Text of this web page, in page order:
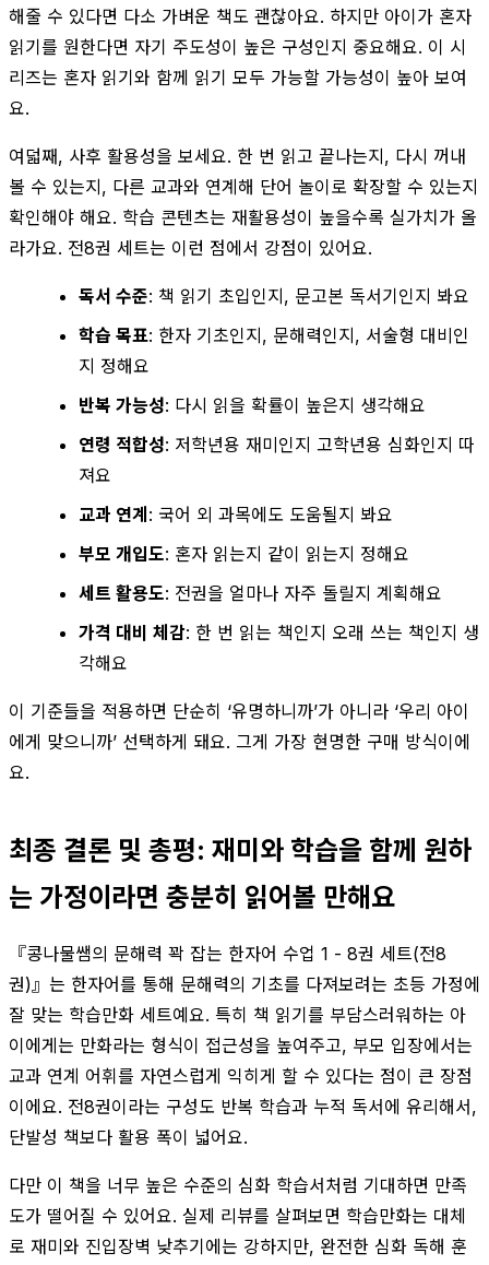
해줄 수 있다면 다소 가벼운 책도 괜찮아요. 하지만 아이가 혼자
읽기를 원한다면 자기 주도성이 높은 구성인지 중요해요. 이 시
리즈는 혼자 읽기와 함께 읽기 모두 가능할 가능성이 높아 보여
요.
여덟째, 사후 활용성을 보세요. 한 번 읽고 끝나는지, 다시 꺼내
볼 수 있는지, 다른 교과와 연계해 단어 놀이로 확장할 수 있는지
확인해야 해요. 학습 콘텐츠는 재활용성이 높을수록 실가치가 올
라가요. 전8권 세트는 이런 점에서 강점이 있어요.
독서 수준: 책 읽기 초입인지, 문고본 독서기인지 봐요
학습 목표: 한자 기초인지, 문해력인지, 서술형 대비인
지 정해요
반복 가능성: 다시 읽을 확률이 높은지 생각해요
연령 적합성: 저학년용 재미인지 고학년용 심화인지 따
져요
교과 연계 : 국어 외 과목에도 도움될지 봐요
부모 개입도: 혼자 읽는지 같이 읽는지 정해요
세트 활용도: 전권을 얼마나 자주 돌릴지 계획해요
가격 대비 체감: 한 번 읽는 책인지 오래 쓰는 책인지 생
각해요
이 기준들을 적용하면 단순히 ‘유명하니까’가 아니라 ‘우리 아이
에게 맞으니까’ 선택하게 돼요. 그게 가장 현명한 구매 방식이에
요.
최종 결론 및 총평: 재미와 학습을 함께 원하
는 가정이라면 충분히 읽어볼 만해요
『콩나물쌤의 문해력 꽉 잡는 한자어 수업 1 - 8권 세트(전8
권)』는 한자어를 통해 문해력의 기초를 다져보려는 초등 가정에
잘 맞는 학습만화 세트예요. 특히 책 읽기를 부담스러워하는 아
이에게는 만화라는 형식이 접근성을 높여주고, 부모 입장에서는
교과 연계 어휘를 자연스럽게 익히게 할 수 있다는 점이 큰 장점
이에요. 전8권이라는 구성도 반복 학습과 누적 독서에 유리해서,
단발성 책보다 활용 폭이 넓어요.
다만 이 책을 너무 높은 수준의 심화 학습서처럼 기대하면 만족
도가 떨어질 수 있어요. 실제 리뷰를 살펴보면 학습만화는 대체
로 재미와 진입장벽 낮추기에는 강하지만, 완전한 심화 독해 훈